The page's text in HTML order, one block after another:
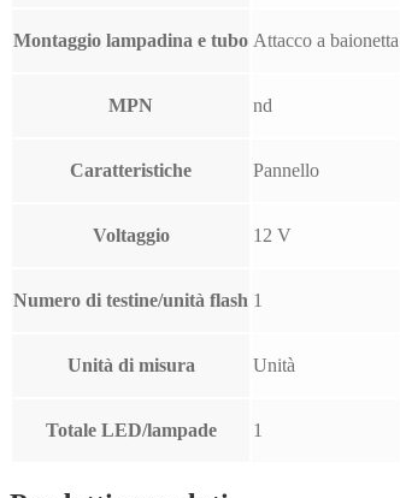
Montaggio lampadina e tubo Attacco a baionetta
MPN nd
Caratteristiche Pannello
Voltaggio 12 V
Numero di testine/unità flash 1
Unità di misura Unità
Totale LED/lampade 1